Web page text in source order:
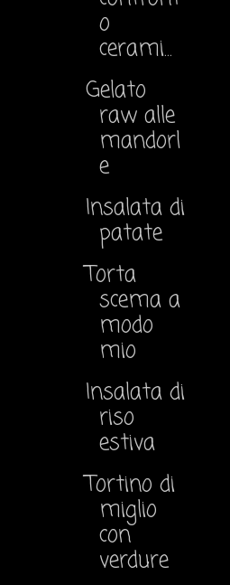
o
cerami...
Gelato
raw alle
mandorl
e
Insalata di
patate
Torta
scema a
modo
mio
Insalata di
riso
estiva
Tortino di
miglio
con
verdure